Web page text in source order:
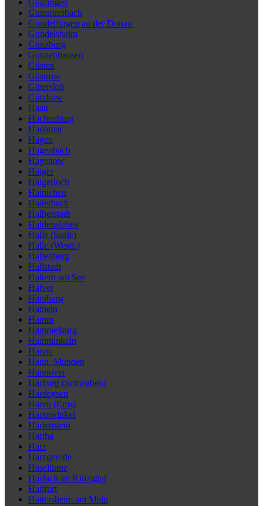
Güglingen
Gummersbach
Gundelfingen an der Donau
Gundelsheim
Günzburg
Gunzenhausen
Güsten
Güstrow
Gütersloh
Gützkow
Haan
Hachenburg
Hadamar
Hagen
Hagenbach
Hagenow
Haiger
Haigerloch
Hainichen
Haiterbach
Halberstadt
Haldensleben
Halle (Saale)
Halle (Westf.)
Hallenberg
Hallstadt
Haltern am See
Halver
Hamburg
Hameln
Hamm
Hammelburg
Hamminkeln
Hanau
Hann. Münden
Hannover
Harburg (Schwaben)
Hardegsen
Haren (Ems)
Harsewinkel
Hartenstein
Hartha
Harz
Harzgerode
Haselünne
Haslach im Kinzigtal
Haßfurt
Hattersheim am Main